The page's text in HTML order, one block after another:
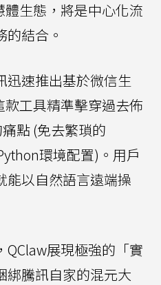
生態，將是中心化流
結合。
迅速推出基於微信生
工具精準擊穿過去佈
點 (免去繁瑣的
環境配置)。用戶
能以自然語言遠端操
展現極強的「實
綁騰訊自家的混元大